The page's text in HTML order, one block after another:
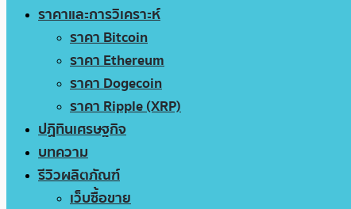
ราคาและการวิเคราะห์
ราคา Bitcoin
ราคา Ethereum
ราคา Dogecoin
ราคา Ripple (XRP)
ปฏิทินเศรษฐกิจ
บทความ
รีวิวผลิตภัณฑ์
เว็บซื้อขาย